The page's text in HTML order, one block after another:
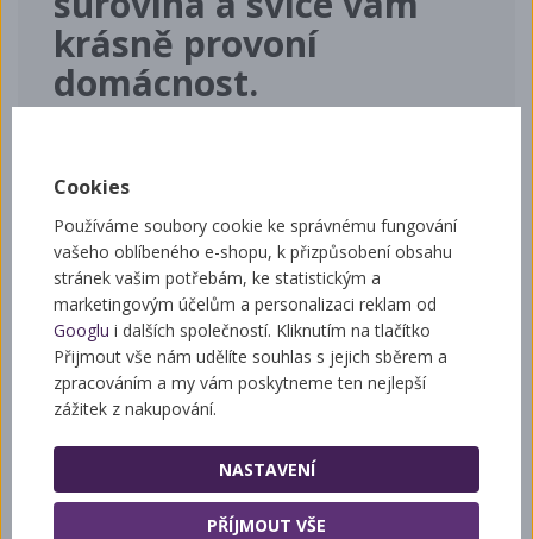
krásně provoní
domácnost.
Výška 8 cm
Související zboží
Domácí výroba svíček
Cookies
Používáme soubory cookie ke správnému fungování
vašeho oblíbeného e-shopu, k přizpůsobení obsahu
stránek vašim potřebám, ke statistickým a
marketingovým účelům a personalizaci reklam od
Googlu i dalších společností. Kliknutím na tlačítko
Přijmout vše nám udělíte souhlas s jejich sběrem a
zpracováním a my vám poskytneme ten nejlepší
zážitek z nakupování.
NASTAVENÍ
PŘÍJMOUT VŠE